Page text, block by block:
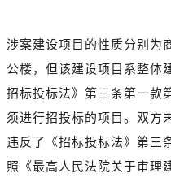
涉案建设项目的性质分别为
公楼，但该建设项目系整体
招标投标法》第三条第一款
须进行招投标的项目。 双方
违反了《招标投标法》第三
照《最高人民法院关于审理